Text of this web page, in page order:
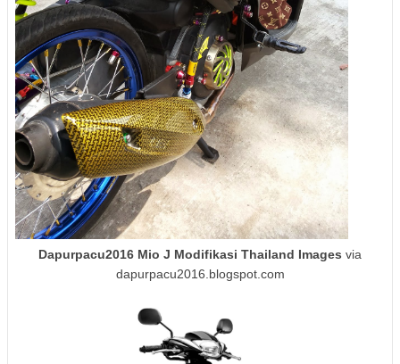
Dapurpacu2016 Mio J Modifikasi Thailand Images via
dapurpacu2016.blogspot.com